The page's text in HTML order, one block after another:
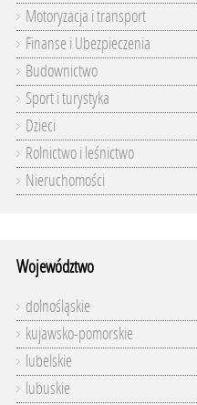
Motoryzacja i transport
Finanse i Ubezpieczenia
Budownictwo
Sport i turystyka
Dzieci
Rolnictwo i leśnictwo
Nieruchomości
Województwo
dolnośląskie
kujawsko-pomorskie
lubelskie
lubuskie